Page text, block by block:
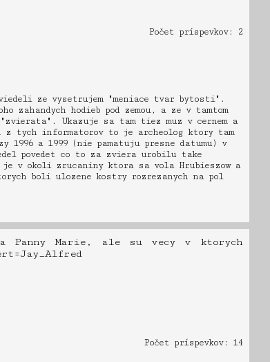
Počet príspevkov: 2
ze vysetrujem "meniace tvar bytosti".
zahandych hodieb pod zemou, a ze v tamtom
Ukazuje sa tam tiez muz v cernem a
tych informatorov to je archeolog ktory tam
a 1999 (nie pamatuju presne datumu) v
povedet co to za zviera urobilu take
v okoli zrucaniny ktora sa vola Hrubieszow a
boli ulozene kostry rozrezanych na pol
Panny Marie, ale su vecy v ktorych
Počet príspevkov: 14